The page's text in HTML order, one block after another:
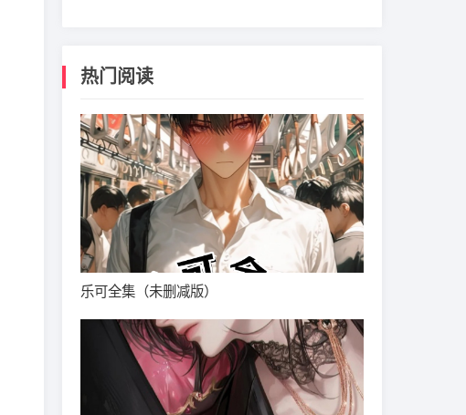
热门阅读
乐可全集（未删减版）